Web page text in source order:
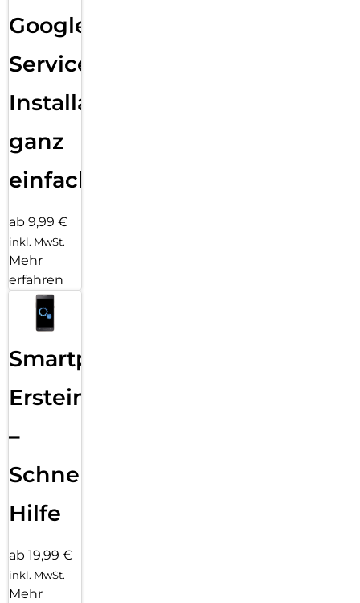
Google
Services
Installation
ganz
einfach
ab 9,99 €
inkl. MwSt.
Mehr
erfahren
Smartphone
Ersteinrichtung
–
Schnelle
Hilfe
ab 19,99 €
inkl. MwSt.
Mehr